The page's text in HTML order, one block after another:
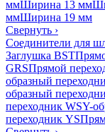
ммШирина 13 мм
ммШирина 19 мм
Свернуть ›
Соединители для
Заглушка BST
GRSПрямой
образный
образный
переходник WSY-
переходник YS